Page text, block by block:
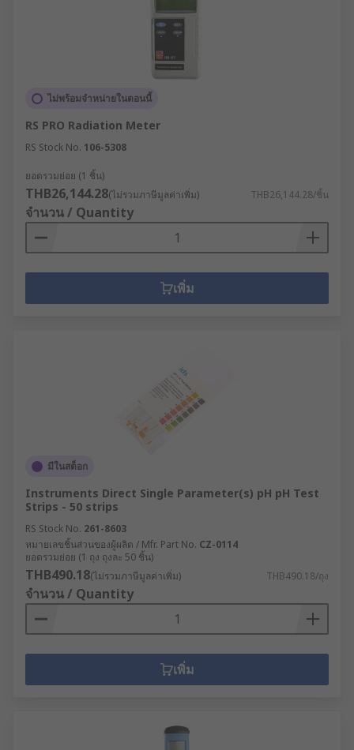
ไม่พร้อมจำหน่ายในตอนนี้
RS PRO Radiation Meter
RS Stock No. 106-5308
ยอดรวมย่อย (1 ชิ้น)
THB26,144.28(ไม่รวมภาษีมูลค่าเพิ่ม) THB26,144.28/ชิ้น
จำนวน / Quantity
เพิ่ม
มีในสต็อก
Instruments Direct Single Parameter(s) pH pH Test
Strips - 50 strips
RS Stock No. 261-8603
หมายเลขชิ้นส่วนของผู้ผลิต / Mfr. Part No. CZ-0114
ยอดรวมย่อย (1 ถุง ถุงละ 50 ชิ้น)
THB490.18(ไม่รวมภาษีมูลค่าเพิ่ม) THB490.18/ถุง
จำนวน / Quantity
เพิ่ม